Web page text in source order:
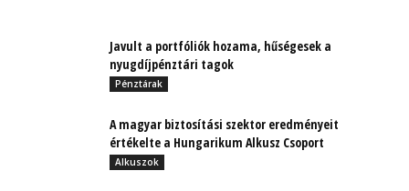
Javult a portfóliók hozama, hűségesek a
nyugdíjpénztári tagok
Pénztárak
A magyar biztosítási szektor eredményeit
értékelte a Hungarikum Alkusz Csoport
Alkuszok